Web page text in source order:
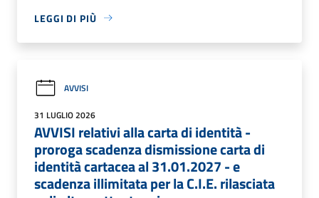
LEGGI DI PIÙ
AVVISI
31 LUGLIO 2026
AVVISI relativi alla carta di identità -
proroga scadenza dismissione carta di
identità cartacea al 31.01.2027 - e
scadenza illimitata per la C.I.E. rilasciata